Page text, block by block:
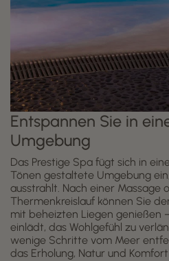
Entspannen Sie in
Umgebung
Das Prestige Spa fügt sich in
Tönen gestaltete Umgebung
ausstrahlt. Nach einer Massage
Thermenkreislauf können Sie
mit beheizten Liegen genießen
einlädt, das Wohlgefühl zu
wenige Schritte vom Meer
das Erholung, Natur und